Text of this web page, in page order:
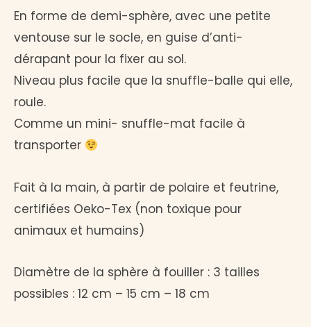
En forme de demi-sphère, avec une petite
ventouse sur le socle, en guise d’anti-
dérapant pour la fixer au sol.
Niveau plus facile que la snuffle-balle qui elle,
roule.
Comme un mini- snuffle-mat facile à
transporter
Fait à la main, à partir de polaire et feutrine,
certifiées Oeko-Tex (non toxique pour
animaux et humains)
Diamètre de la sphère à fouiller : 3 tailles
possibles : 12 cm – 15 cm – 18 cm